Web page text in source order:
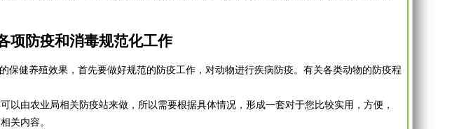
项防疫和消毒规范化工作
保健养殖效果，首先要做好规范的防疫工作，对动物进行疾病防疫。有关各类动物的防疫程
以由农业局相关防疫站来做，所以需要根据具体情况，形成一套对于您比较实用，方便，
关内容。